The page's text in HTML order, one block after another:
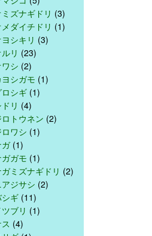
ズナギドリ (3)
ダイチドリ (1)
シキリ (3)
リ (23)
シ (2)
シガモ (1)
シギ (1)
リ (4)
トウネン (2)
ワシ (1)
(1)
ガモ (1)
ミズナギドリ (2)
ジサシ (2)
ギ (11)
ブリ (1)
(4)